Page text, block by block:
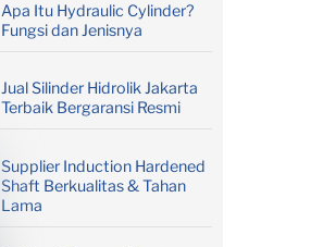
Apa Itu Hydraulic Cylinder?
Fungsi dan Jenisnya
Jual Silinder Hidrolik Jakarta
Terbaik Bergaransi Resmi
Supplier Induction Hardened
Shaft Berkualitas & Tahan
Lama